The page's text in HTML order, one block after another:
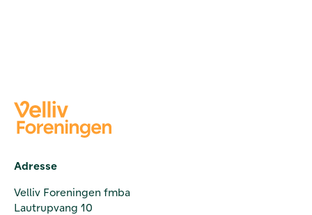
Adresse
Velliv Foreningen fmba
Lautrupvang 10